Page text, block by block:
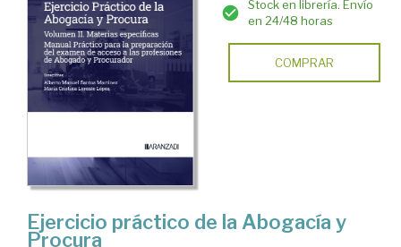
Stock en librería. Envío
en 24/48 horas
COMPRAR
Ejercicio práctico de la Abogacía y
Procura